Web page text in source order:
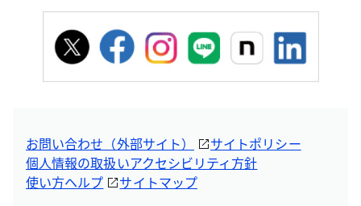
お問い合わせ（外部サイト）
サイトポリシー
個人情報の取扱いアクセシビリティ方針
使い方ヘルプ
サイトマップ